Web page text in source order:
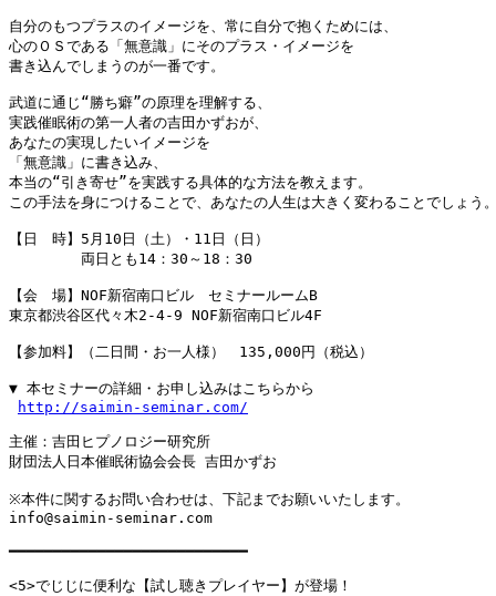
自分のもつプラスのイメージを、常に自分で抱くためには、
心のＯＳである「無意識」にそのプラス・イメージを
書き込んでしまうのが一番です。
武道に通じ“勝ち癖”の原理を理解する、
実践催眠術の第一人者の吉田かずおが、
あなたの実現したいイメージを
「無意識」に書き込み、
本当の“引き寄せ”を実践する具体的な方法を教えます。
この手法を身につけることで、あなたの人生は大きく変わることでしょう
【日　時】5月10日（土）・11日（日）
両日とも14：30～18：30
【会　場】NOF新宿南口ビル　セミナールームB
東京都渋谷区代々木2-4-9 NOF新宿南口ビル4F
【参加料】（二日間・お一人様）　135,000円（税込）
▼ 本セミナーの詳細・お申し込みはこちらから
http://saimin-seminar.com/
主催：吉田ヒプノロジー研究所
財団法人日本催眠術協会会長 吉田かずお
※本件に関するお問い合わせは、下記までお願いいたします。
info@saimin-seminar.com
━━━━━━━━━━━━━━━━━━━━━━━━━━━
<5>でじじに便利な【試し聴きプレイヤー】が登場！